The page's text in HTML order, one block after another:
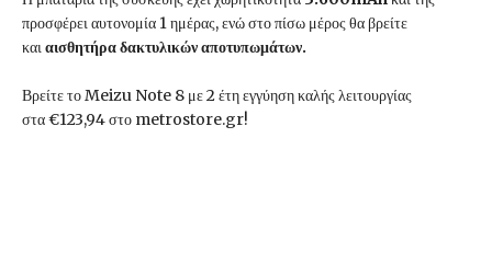
προσφέρει αυτονομία 1 ημέρας, ενώ στο πίσω μέρος θα βρείτε
και αισθητήρα δακτυλικών αποτυπωμάτων.
Βρείτε το Meizu Note 8 με 2 έτη εγγύηση καλής λειτουργίας
στα €123,94 στο metrostore.gr!